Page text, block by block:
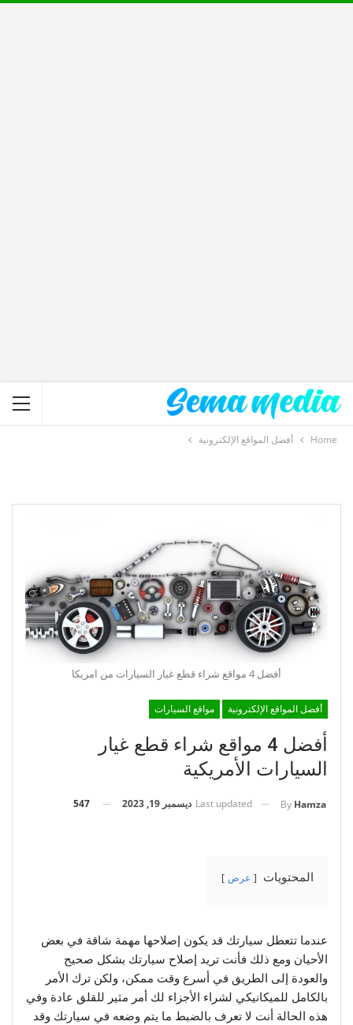
Home أفضل المواقع الإلكترونية
أفضل 4 مواقع شراء قطع غيار السيارات من امريكا
أفضل المواقع الإلكترونية مواقع السيارات
أفضل 4 مواقع شراء قطع غيار
السيارات الأمريكية
By Hamza
Last updated ديسمبر 19, 2023
المحتويات عرض
عندما تتعطل سيارتك قد يكون إصلاحها مهمة شاقة في بعض
الأحيان ومع ذلك فأنت تريد إصلاح سيارتك بشكل صحيح
والعودة إلى الطريق في أسرع وقت ممكن، ولكن ترك الأمر
بالكامل للميكانيكي لشراء الأجزاء لك أمر مثير للقلق عادة وفي
هذه الحالة أنت لا تعرف بالضبط ما يتم وضعه في سيارتك وقد